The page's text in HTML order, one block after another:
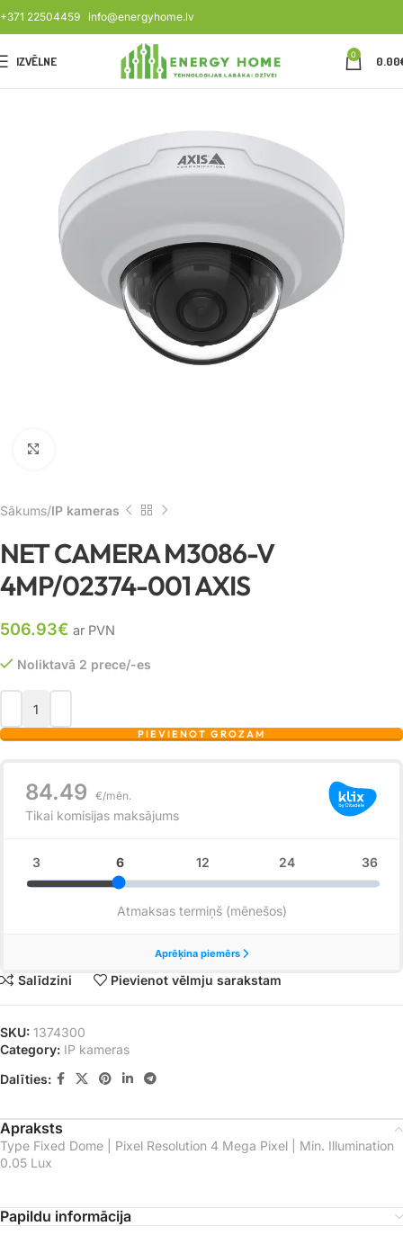
+371 22504459 info@energyhome.lv
IZVĒLNE 0 0.00
Sākums IP kameras
NET CAMERA M3086-V
4MP/02374-001 AXIS
506.93€ ar PVN
Noliktavā 2 prece/-es
PIEVIENOT GROZAM
Salīdzini Pievienot vēlmju sarakstam
SKU: 1374300
Category: IP kameras
Dalīties:
Apraksts
Type Fixed Dome | Pixel Resolution 4 Mega Pixel | Min. Illumination
0.05 Lux
Papildu informācija